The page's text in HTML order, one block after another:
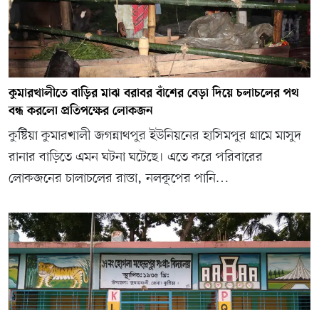
কুমারখালীতে বাড়ির মাঝ বরাবর বাঁশের বেড়া দিয়ে চলাচলের পথ
বন্ধ করলো প্রতিপক্ষের লোকজন
কুষ্টিয়া কুমারখালী জগন্নাথপুর ইউনিয়নের হাসিমপুর গ্ৰামে মাসুদ
রানার বাড়িতে এমন ঘটনা ঘটেছে। এতে করে পরিবারের
লোকজনের চালাচলের রাস্তা, নলকূপের পানি…